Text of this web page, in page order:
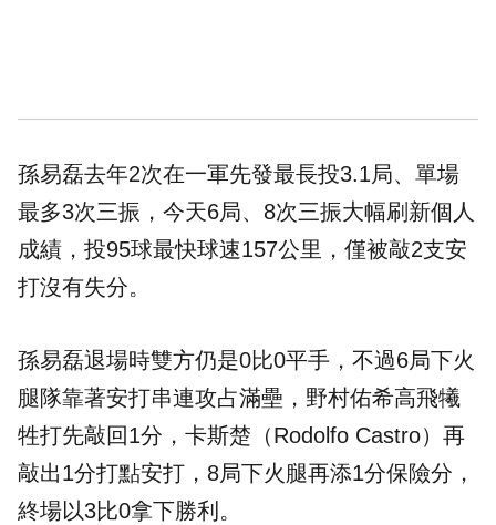
孫易磊去年2次在一軍先發最長投3.1局、單場
最多3次三振，今天6局、8次三振大幅刷新個人
成績，投95球最快球速157公里，僅被敲2支安
打沒有失分。
孫易磊退場時雙方仍是0比0平手，不過6局下火
腿隊靠著安打串連攻占滿壘，野村佑希高飛犧
牲打先敲回1分，卡斯楚（Rodolfo Castro）再
敲出1分打點安打，8局下火腿再添1分保險分，
終場以3比0拿下勝利。